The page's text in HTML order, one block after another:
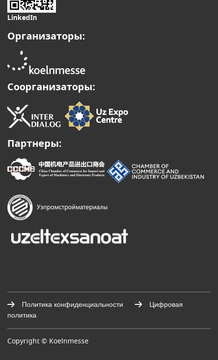
LinkedIn
Организаторы:
Соорганизаторы:
Партнеры:
Политика конфиденциальности
Цифровая
политика
Copyright © Koelnmesse